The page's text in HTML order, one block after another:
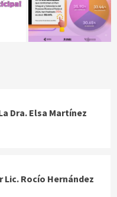
Dra. Elsa Martínez
Lic. Rocío Hernández